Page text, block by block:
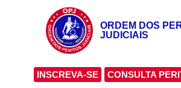
ORDEM DOS
JUDICIAIS
INSCREVA-SE CONSULTA